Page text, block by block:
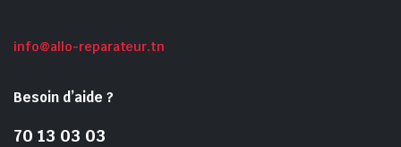
info@allo-reparateur.tn
Besoin d’aide ?
70 13 03 03